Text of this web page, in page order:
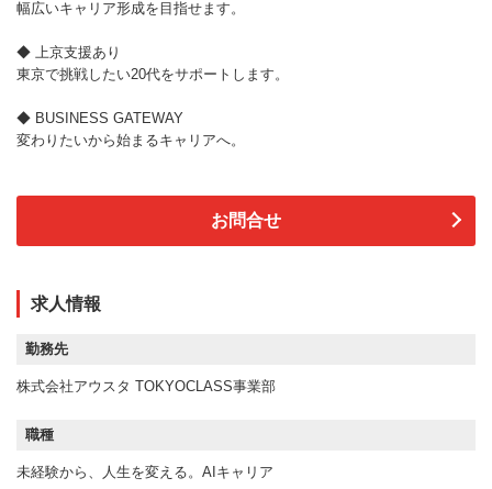
幅広いキャリア形成を目指せます。
◆ 上京支援あり
東京で挑戦したい20代をサポートします。
◆ BUSINESS GATEWAY
変わりたいから始まるキャリアへ。
お問合せ
求人情報
勤務先
株式会社アウスタ TOKYOCLASS事業部
職種
未経験から、人生を変える。AIキャリア